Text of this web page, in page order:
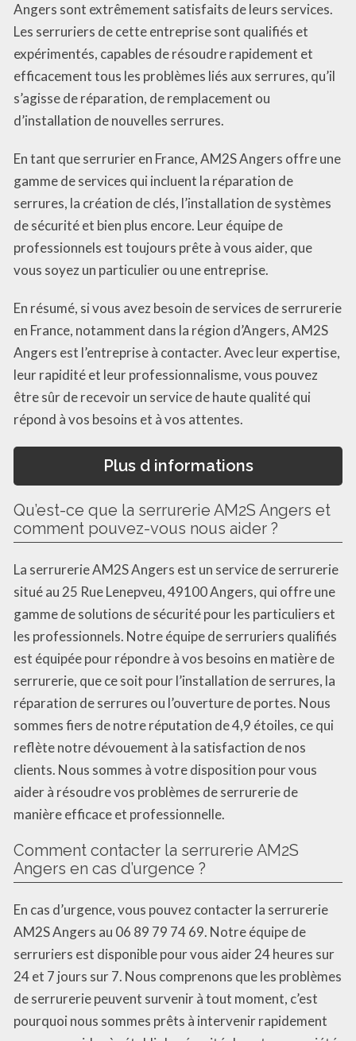
Angers sont extrêmement satisfaits de leurs services.
Les serruriers de cette entreprise sont qualifiés et
expérimentés, capables de résoudre rapidement et
efficacement tous les problèmes liés aux serrures, qu’il
s’agisse de réparation, de remplacement ou
d’installation de nouvelles serrures.
En tant que serrurier en France, AM2S Angers offre une
gamme de services qui incluent la réparation de
serrures, la création de clés, l’installation de systèmes
de sécurité et bien plus encore. Leur équipe de
professionnels est toujours prête à vous aider, que
vous soyez un particulier ou une entreprise.
En résumé, si vous avez besoin de services de serrurerie
en France, notamment dans la région d’Angers, AM2S
Angers est l’entreprise à contacter. Avec leur expertise,
leur rapidité et leur professionnalisme, vous pouvez
être sûr de recevoir un service de haute qualité qui
répond à vos besoins et à vos attentes.
Plus d informations
Qu’est-ce que la serrurerie AM2S Angers et
comment pouvez-vous nous aider ?
La serrurerie AM2S Angers est un service de serrurerie
situé au 25 Rue Lenepveu, 49100 Angers, qui offre une
gamme de solutions de sécurité pour les particuliers et
les professionnels. Notre équipe de serruriers qualifiés
est équipée pour répondre à vos besoins en matière de
serrurerie, que ce soit pour l’installation de serrures, la
réparation de serrures ou l’ouverture de portes. Nous
sommes fiers de notre réputation de 4,9 étoiles, ce qui
reflète notre dévouement à la satisfaction de nos
clients. Nous sommes à votre disposition pour vous
aider à résoudre vos problèmes de serrurerie de
manière efficace et professionnelle.
Comment contacter la serrurerie AM2S
Angers en cas d’urgence ?
En cas d’urgence, vous pouvez contacter la serrurerie
AM2S Angers au 06 89 79 74 69. Notre équipe de
serruriers est disponible pour vous aider 24 heures sur
24 et 7 jours sur 7. Nous comprenons que les problèmes
de serrurerie peuvent survenir à tout moment, c’est
pourquoi nous sommes prêts à intervenir rapidement